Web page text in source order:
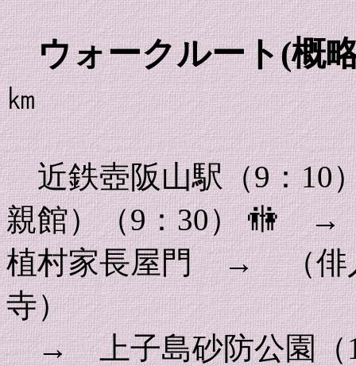
ウォークルート(概
㎞
近鉄壺阪山駅（9：
親館）（9：30）
植村家長屋門 → （俳
寺）
→ 上子島砂防公園